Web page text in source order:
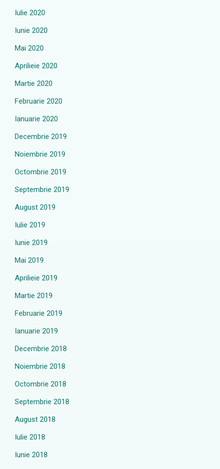
Iulie 2020
Iunie 2020
Mai 2020
Aprilieie 2020
Martie 2020
Februarie 2020
Ianuarie 2020
Decembrie 2019
Noiembrie 2019
Octombrie 2019
Septembrie 2019
August 2019
Iulie 2019
Iunie 2019
Mai 2019
Aprilieie 2019
Martie 2019
Februarie 2019
Ianuarie 2019
Decembrie 2018
Noiembrie 2018
Octombrie 2018
Septembrie 2018
August 2018
Iulie 2018
Iunie 2018